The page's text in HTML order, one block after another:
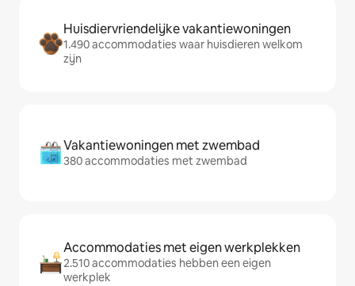
Huisdiervriendelijke vakantiewoningen
1.490 accommodaties waar huisdieren welkom
zijn
Vakantiewoningen met zwembad
380 accommodaties met zwembad
Accommodaties met eigen werkplekken
2.510 accommodaties hebben een eigen
werkplek